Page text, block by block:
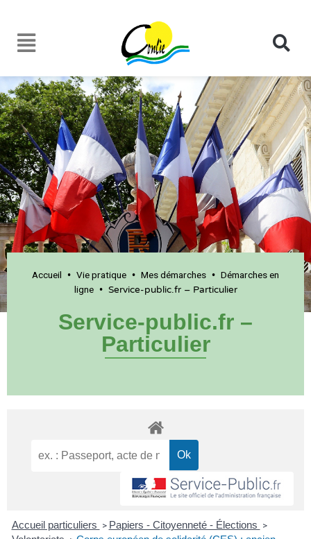
Accueil • Vie pratique • Mes démarches • Démarches en
ligne• Service-public.fr – Particulier
Service-public.fr –
Particulier
Accueil particuliers > Papiers - Citoyenneté - Élections >